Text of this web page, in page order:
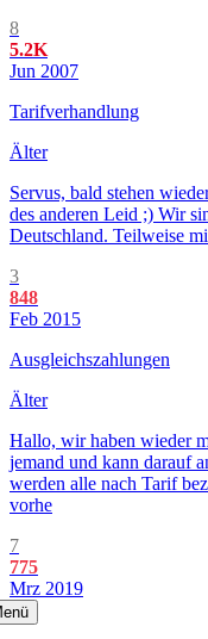
8
5.2K
Jun 2007
Tarifverhandlung
Älter
Servus, bald stehen
des anderen Leid ;) Wir
Deutschland. Teilweise
3
848
Feb 2015
Ausgleichszahlungen
Älter
Hallo, wir haben wieder
jemand und kann darauf
werden alle nach Tarif
vorhe
7
775
Mrz 2019